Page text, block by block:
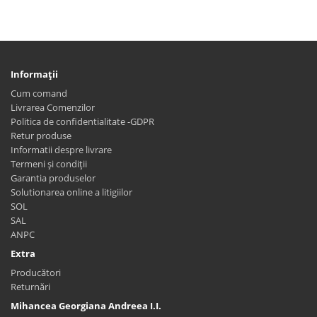
Informaţii
Cum comand
Livrarea Comenzilor
Politica de confidentialitate -GDPR
Retur produse
Informatii despre livrare
Termeni și condiții
Garantia produselor
Solutionarea online a litigiilor
SOL
SAL
ANPC
Extra
Producători
Returnări
Mihancea Georgiana Andreea I.I.